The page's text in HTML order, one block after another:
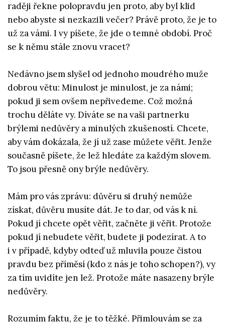
raději řekne polopravdu jen proto, aby byl klid
nebo abyste si nezkazili večer? Právě proto, že je to
už za vámi. I vy píšete, že jde o temné období. Proč
se k němu stále znovu vracet?
Nedávno jsem slyšel od jednoho moudrého muže
dobrou větu: Minulost je minulost, je za námi;
pokud ji sem ovšem nepřivedeme. Což možná
trochu děláte vy. Díváte se na vaši partnerku
brýlemi nedůvěry a minulých zkušeností. Chcete,
aby vám dokázala, že jí už zase můžete věřit. Jenže
současně píšete, že lež hledáte za každým slovem.
To jsou přesně ony brýle nedůvěry.
Mám pro vás zprávu: důvěru si druhý nemůže
získat, důvěru musíte dát. Je to dar, od vás k ní.
Pokud jí chcete opět věřit, začněte ji věřit. Protože
pokud jí nebudete věřit, budete ji podezírat. A to
i v případě, kdyby odteď už mluvila pouze čistou
pravdu bez příměsí (kdo z nás je toho schopen?), vy
za tím uvidíte jen lež. Protože máte nasazeny brýle
nedůvěry.
Rozumím faktu, že je to těžké. Přimlouvám se za